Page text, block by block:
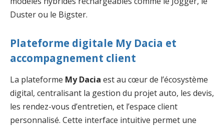
Duster ou le Bigster.
Plateforme digitale My Dacia et
accompagnement client
La plateforme My Dacia est au cœur de l’écosystème
digital, centralisant la gestion du projet auto, les devis,
les rendez-vous d’entretien, et l’espace client
personnalisé. Cette interface intuitive permet une